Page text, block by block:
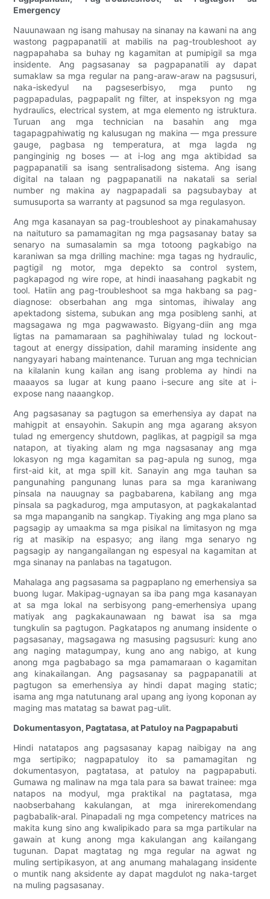
Emergency
Nauunawaan ng isang mahusay na sinanay na kawani na ang
wastong pagpapanatili at mabilis na pag-troubleshoot ay
nagpapahaba sa buhay ng kagamitan at pumipigil sa mga
insidente. Ang pagsasanay sa pagpapanatili ay dapat
sumaklaw sa mga regular na pang-araw-araw na pagsusuri,
naka-iskedyul na pagseserbisyo, mga punto ng
pagpapadulas, pagpapalit ng filter, at inspeksyon ng mga
hydraulics, electrical system, at mga elemento ng istruktura.
Turuan ang mga technician na basahin ang mga
tagapagpahiwatig ng kalusugan ng makina — mga pressure
gauge, pagbasa ng temperatura, at mga lagda ng
panginginig ng boses — at i-log ang mga aktibidad sa
pagpapanatili sa isang sentralisadong sistema. Ang isang
digital na talaan ng pagpapanatili na nakatali sa serial
number ng makina ay nagpapadali sa pagsubaybay at
sumusuporta sa warranty at pagsunod sa mga regulasyon.
Ang mga kasanayan sa pag-troubleshoot ay pinakamahusay
na naituturo sa pamamagitan ng mga pagsasanay batay sa
senaryo na sumasalamin sa mga totoong pagkabigo na
karaniwan sa mga drilling machine: mga tagas ng hydraulic,
pagtigil ng motor, mga depekto sa control system,
pagkapagod ng wire rope, at hindi inaasahang pagkabit ng
tool. Hatiin ang pag-troubleshoot sa mga hakbang sa pag-
diagnose: obserbahan ang mga sintomas, ihiwalay ang
apektadong sistema, subukan ang mga posibleng sanhi, at
magsagawa ng mga pagwawasto. Bigyang-diin ang mga
ligtas na pamamaraan sa paghihiwalay tulad ng lockout-
tagout at energy dissipation, dahil maraming insidente ang
nangyayari habang maintenance. Turuan ang mga technician
na kilalanin kung kailan ang isang problema ay hindi na
maaayos sa lugar at kung paano i-secure ang site at i-
expose nang naaangkop.
Ang pagsasanay sa pagtugon sa emerhensiya ay dapat na
mahigpit at ensayohin. Sakupin ang mga agarang aksyon
tulad ng emergency shutdown, paglikas, at pagpigil sa mga
natapon, at tiyaking alam ng mga nagsasanay ang mga
lokasyon ng mga kagamitan sa pag-apula ng sunog, mga
first-aid kit, at mga spill kit. Sanayin ang mga tauhan sa
pangunahing pangunang lunas para sa mga karaniwang
pinsala na nauugnay sa pagbabarena, kabilang ang mga
pinsala sa pagkadurog, mga amputasyon, at pagkakalantad
sa mga mapanganib na sangkap. Tiyaking ang mga plano sa
pagsagip ay umaakma sa mga pisikal na limitasyon ng mga
rig at masikip na espasyo; ang ilang mga senaryo ng
pagsagip ay nangangailangan ng espesyal na kagamitan at
mga sinanay na panlabas na tagatugon.
Mahalaga ang pagsasama sa pagpaplano ng emerhensiya sa
buong lugar. Makipag-ugnayan sa iba pang mga kasanayan
at sa mga lokal na serbisyong pang-emerhensiya upang
matiyak ang pagkakaunawaan ng bawat isa sa mga
tungkulin sa pagtugon. Pagkatapos ng anumang insidente o
pagsasanay, magsagawa ng masusing pagsusuri: kung ano
ang naging matagumpay, kung ano ang nabigo, at kung
anong mga pagbabago sa mga pamamaraan o kagamitan
ang kinakailangan. Ang pagsasanay sa pagpapanatili at
pagtugon sa emerhensiya ay hindi dapat maging static;
isama ang mga natutunang aral upang ang iyong koponan ay
maging mas matatag sa bawat pag-ulit.
Dokumentasyon, Pagtatasa, at Patuloy na Pagpapabuti
Hindi natatapos ang pagsasanay kapag naibigay na ang
mga sertipiko; nagpapatuloy ito sa pamamagitan ng
dokumentasyon, pagtatasa, at patuloy na pagpapabuti.
Gumawa ng malinaw na mga tala para sa bawat trainee: mga
natapos na modyul, mga praktikal na pagtatasa, mga
naobserbahang kakulangan, at mga inirerekomendang
pagbabalik-aral. Pinapadali ng mga competency matrices na
makita kung sino ang kwalipikado para sa mga partikular na
gawain at kung anong mga kakulangan ang kailangang
tugunan. Dapat magtatag ng mga regular na agwat ng
muling sertipikasyon, at ang anumang mahalagang insidente
o muntik nang aksidente ay dapat magdulot ng naka-target
na muling pagsasanay.